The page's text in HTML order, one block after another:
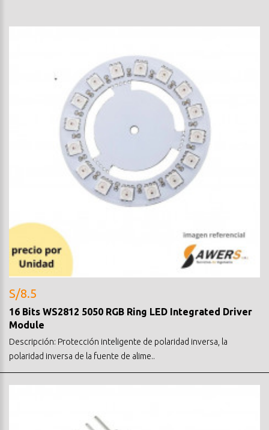
S/8.5
16 Bits WS2812 5050 RGB Ring LED Integrated Driver
Module
Descripción: Protección inteligente de polaridad inversa, la
polaridad inversa de la fuente de alime..